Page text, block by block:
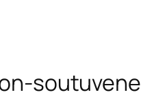
soutuvene